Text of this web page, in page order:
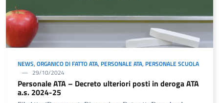
NEWS, ORGANICO DI FATTO ATA, PERSONALE ATA, PERSONALE SCUOLA
29/10/2024
Personale ATA – Decreto ulteriori posti in deroga ATA
a.s. 2024-25